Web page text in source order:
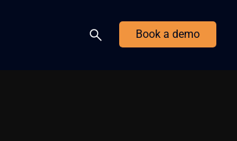
Book a demo